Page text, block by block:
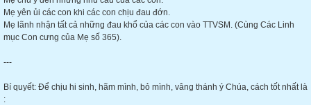
Mẹ yên ủi các con khi các con chịu đau đớn.
Mẹ lãnh nhận tất cả những đau khổ của các con vào TTVSM. (Cùng Các Linh
mục Con cưng của Mẹ số 365).
---
Bí quyết: Để chịu hi sinh, hãm mình, bỏ mình, vâng thánh ý Chúa, cách tốt nhất là
: